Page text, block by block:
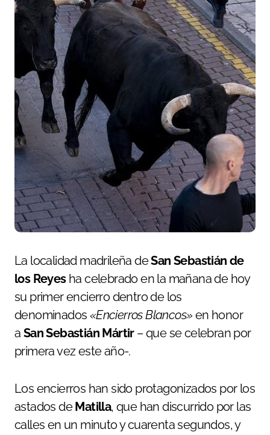
La localidad madrileña deSan Sebastián de
los Reyes ha celebrado en la mañana de hoy
su primer encierro dentro de los
denominados «Encierros Blancos» en honor
a San Sebastián Mártir– que se celebran por
primera vez este año-.
Los encierros han sido protagonizados por los
astados deMatilla, que han discurrido por las
calles en un minuto y cuarenta segundos, y